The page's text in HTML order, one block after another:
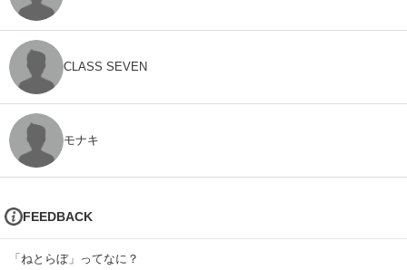
CLASS SEVEN
モナキ
FEEDBACK
「ねとらぼ」ってなに？